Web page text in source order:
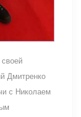
Дмитренко
с Николаем